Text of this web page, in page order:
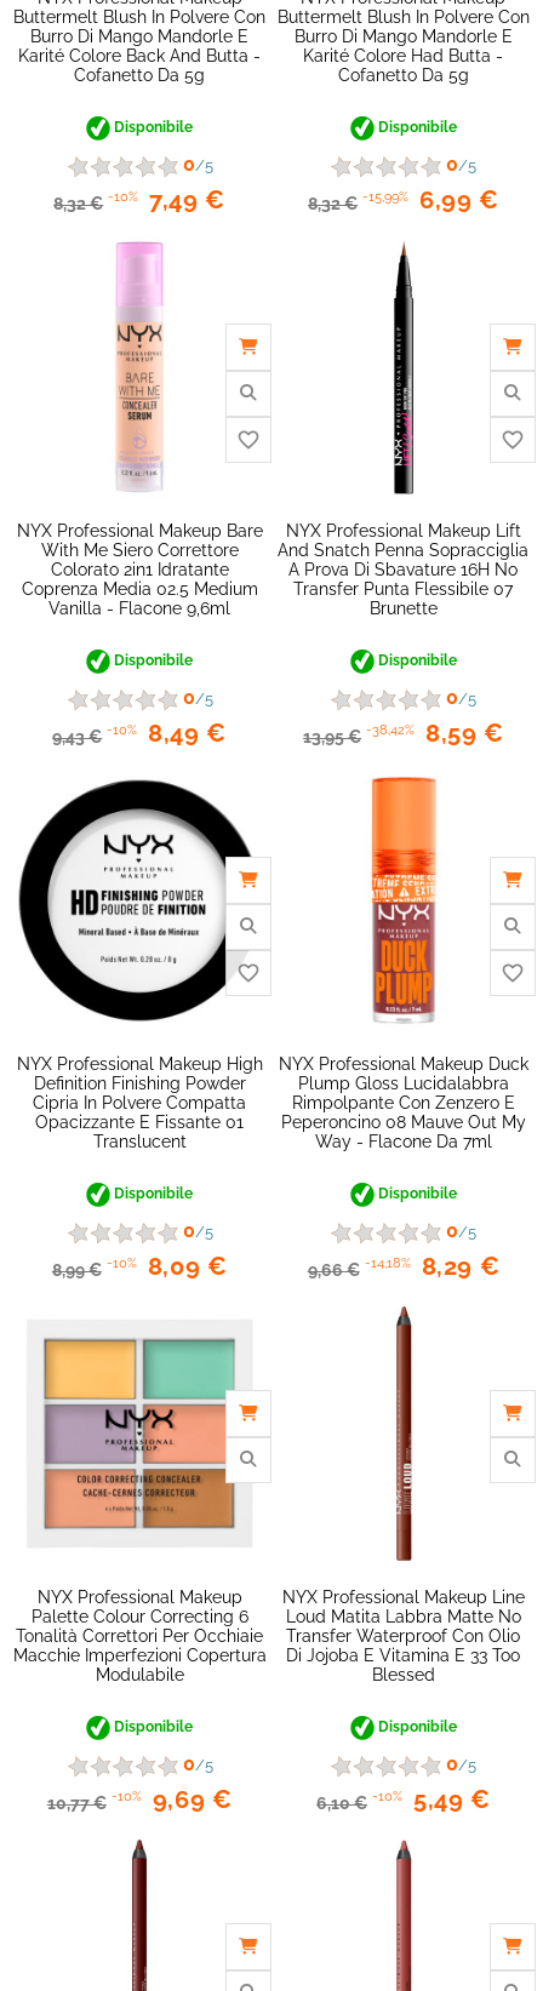
Buttermelt Blush In Polvere Con
Burro Di Mango Mandorle E
Karité Colore Back And Butta -
Cofanetto Da 5g
Disponibile
0/5
8,32 € -10% 7,49 €
Buttermelt Blush In Polvere Con
Burro Di Mango Mandorle E
Karité Colore Had Butta -
Cofanetto Da 5g
Disponibile
0/5
8,32 € -15,99% 6,99 €
NYX Professional Makeup Bare
With Me Siero Correttore
Colorato 2in1 Idratante
Coprenza Media 02.5 Medium
Vanilla - Flacone 9,6ml
Disponibile
0/5
9,43 € -10% 8,49 €
NYX Professional Makeup Lift
And Snatch Penna Sopracciglia
A Prova Di Sbavature 16H No
Transfer Punta Flessibile 07
Brunette
Disponibile
0/5
13,95 € -38,42% 8,59 €
NYX Professional Makeup High
Definition Finishing Powder
Cipria In Polvere Compatta
Opacizzante E Fissante 01
Translucent
Disponibile
0/5
8,99 € -10% 8,09 €
NYX Professional Makeup Duck
Plump Gloss Lucidalabbra
Rimpolpante Con Zenzero E
Peperoncino 08 Mauve Out My
Way - Flacone Da 7ml
Disponibile
0/5
9,66 € -14,18% 8,29 €
NYX Professional Makeup
Palette Colour Correcting 6
Tonalità Correttori Per Occhiaie
Macchie Imperfezioni Copertura
Modulabile
Disponibile
0/5
10,77 € -10% 9,69 €
NYX Professional Makeup Line
Loud Matita Labbra Matte No
Transfer Waterproof Con Olio
Di Jojoba E Vitamina E 33 Too
Blessed
Disponibile
0/5
6,10 € -10% 5,49 €